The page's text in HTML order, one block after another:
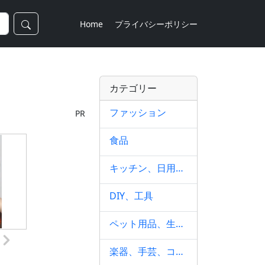
Home プライバシーポリシー
PR
カテゴリー
ファッション
食品
キッチン、日用品、文具
DIY、工具
ペット用品、生き物
楽器、手芸、コレクション